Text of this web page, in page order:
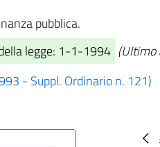
pubblica.
legge: 1-1-1994
- Suppl. Ordinario n. 121)